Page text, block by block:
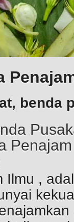
benda
Ilmu ,